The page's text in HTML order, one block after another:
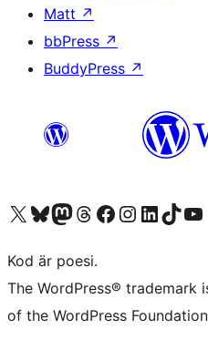
Matt ↗
bbPress ↗
BuddyPress ↗
Besök vår X-konto (f.d. Twitter)
Besök vårt Bluesky-konto
Besök vårt Mastodon-konto
Besök vårt Thread-konto
Besök vår Facebook-sidaBesök vårt Instagram-konto
Besök vårt LinkedIn-konto
Besök vårtBesök vår
Kod är poesi.
The WordPress®
of the WordPress